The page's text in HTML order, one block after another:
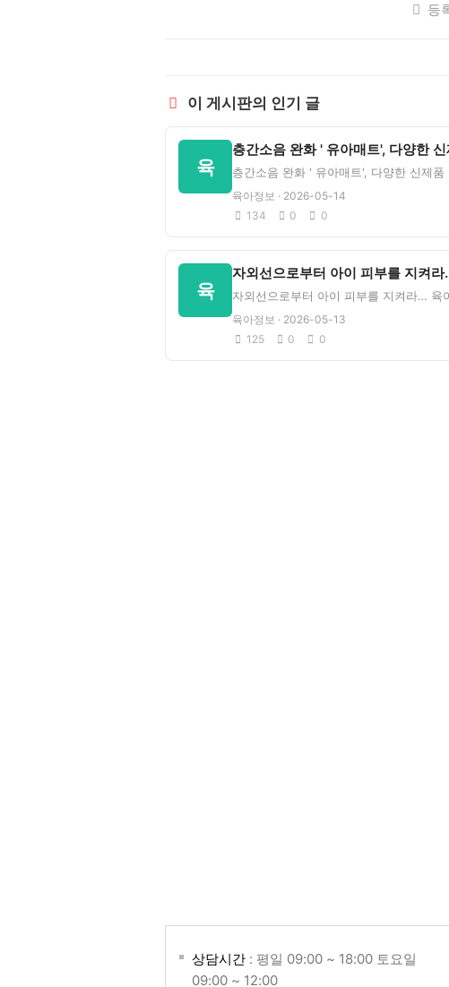
등
이 게시판의 인기 글
육
육아정보 · 2026-05-14
134
0 0
육
육아정보 · 2026-05-13
125
0 0
상담시간 : 평일 09:00 ~ 18:00 토요일
09:00 ~ 12:00